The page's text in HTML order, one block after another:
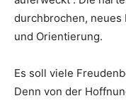
durchbrochen, neues
und Orientierung.
Es soll viele
Denn von der